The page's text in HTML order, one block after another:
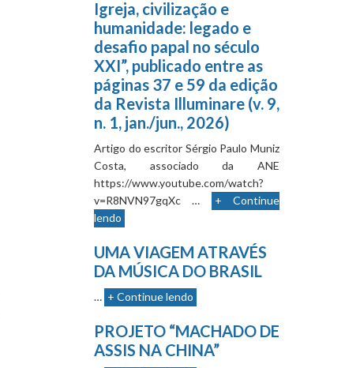
Igreja, civilização e
humanidade: legado e
desafio papal no século
XXI”, publicado entre as
páginas 37 e 59 da edição
da Revista Illuminare (v. 9,
n. 1, jan./jun., 2026)
Artigo do escritor Sérgio Paulo Muniz
Costa, associado da ANE
https://www.youtube.com/watch?
v=R8NVN97gqXc …
+ Continue
lendo
UMA VIAGEM ATRAVÉS
DA MÚSICA DO BRASIL
… + Continue lendo
PROJETO “MACHADO DE
ASSIS NA CHINA”